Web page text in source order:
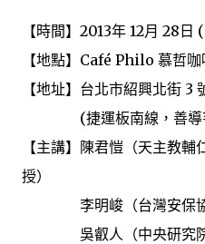
【時間】2013年 12月 28
【地點】Café Philo 慕哲
【地址】台北市紹興北街 3
(捷運板南線，善導寺
【主講】陳君愷（天主教
授）
李明峻（台灣安保協
吳叡人（中央研究院台